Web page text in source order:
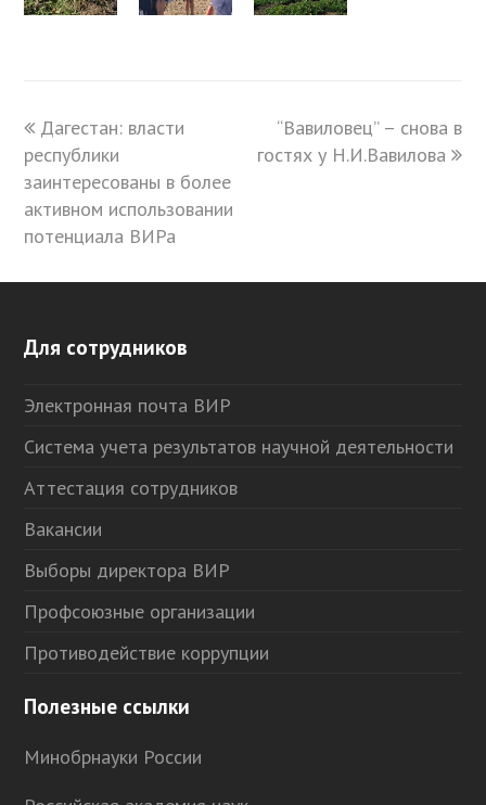
previous
post:
Дагестан: власти
республики
заинтересованы в более
активном использовании
потенциала ВИРа
next
post:
“Вавиловец” – снова в
гостях у Н.И.Вавилова
Для сотрудников
Электронная почта ВИР
Система учета результатов научной деятельности
Аттестация сотрудников
Вакансии
Выборы директора ВИР
Профсоюзные организации
Противодействие коррупции
Полезные ссылки
Минобрнауки России